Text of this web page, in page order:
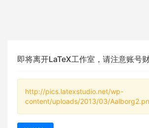
即将离开LaTeX工作室，请注意账号
http://pics.latexstudio.net/wp-
content/uploads/2013/03/